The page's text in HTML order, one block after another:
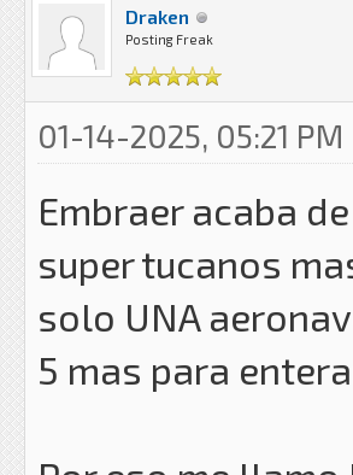
Draken
Posting Freak
01-14-2025, 05:21 PM
Embraer acaba
super tucanos
solo UNA
5 mas para